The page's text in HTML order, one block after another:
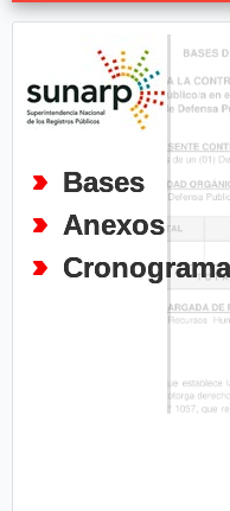
Bases
Anexos
Cronograma